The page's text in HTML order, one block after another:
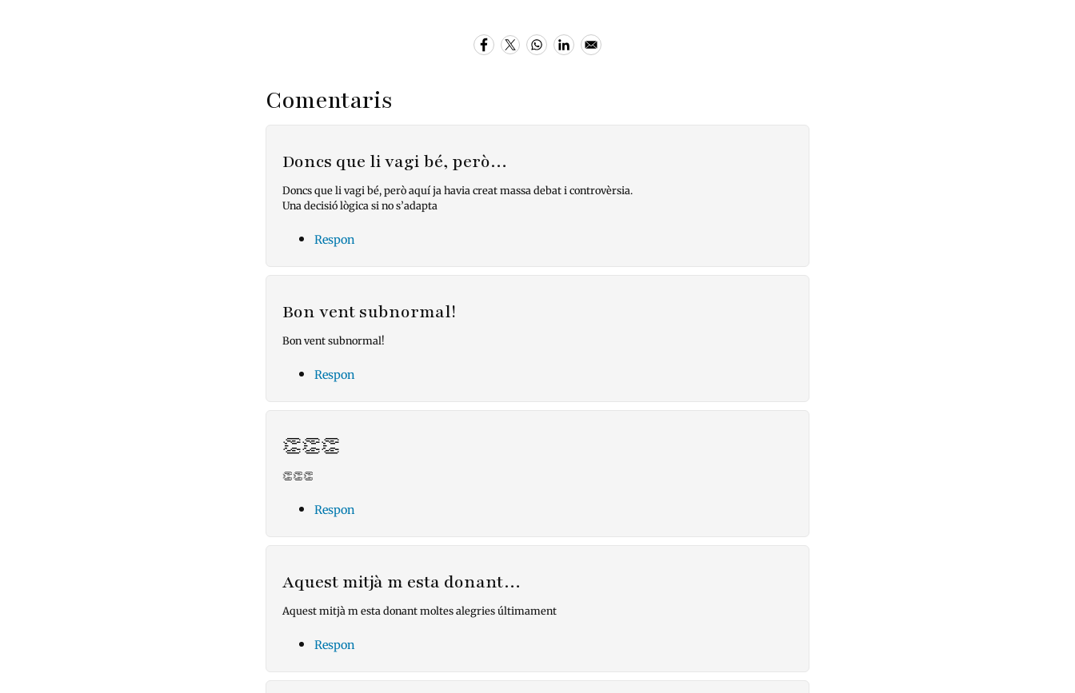
Comentaris
Doncs que li vagi bé, però…
Doncs que li vagi bé, però aquí ja havia creat massa debat i controvèrsia.
Una decisió lògica si no s’adapta
Respon
Bon vent subnormal!
Bon vent subnormal!
Respon
👏👏👏
👏👏👏
Respon
Aquest mitjà m esta donant…
Aquest mitjà m esta donant moltes alegries últimament
Respon